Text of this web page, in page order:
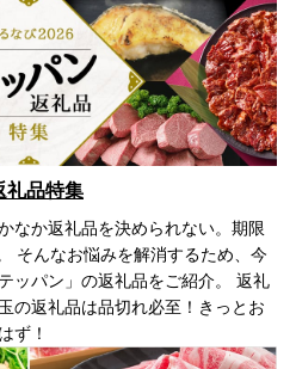
品特集
なか返礼品を決められない。期限
そんなお悩みを解消するため、今
ッパン」の返礼品をご紹介。 返礼
の返礼品は品切れ必至！きっとお
ず！